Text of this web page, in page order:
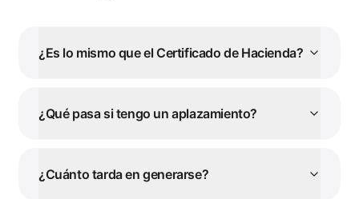
¿Es lo mismo que el Certificado de Hacienda?
¿Qué pasa si tengo un aplazamiento?
¿Cuánto tarda en generarse?